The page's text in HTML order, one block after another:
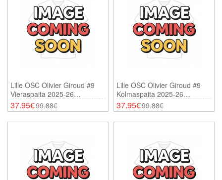
Lille OSC Olivier Giroud #9
Vieraspaita 2025-26
Lyhythihainen
37.95€99.88€
Lille OSC Olivier Giroud #9
Kolmaspaita 2025-26
Lyhythihainen
37.95€99.88€